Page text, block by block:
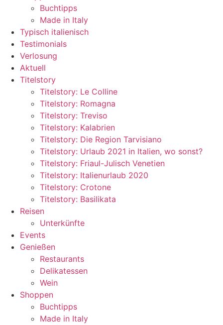
Buchtipps
Made in Italy
Typisch italienisch
Testimonials
Verlosung
Aktuell
Titelstory
Titelstory: Le Colline
Titelstory: Romagna
Titelstory: Treviso
Titelstory: Kalabrien
Titelstory: Die Region Tarvisiano
Titelstory: Urlaub 2021 in Italien, wo sonst?
Titelstory: Friaul-Julisch Venetien
Titelstory: Italienurlaub 2020
Titelstory: Crotone
Titelstory: Basilikata
Reisen
Unterkünfte
Events
Genießen
Restaurants
Delikatessen
Wein
Shoppen
Buchtipps
Made in Italy